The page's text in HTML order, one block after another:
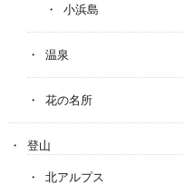
小浜島
温泉
花の名所
登山
北アルプス